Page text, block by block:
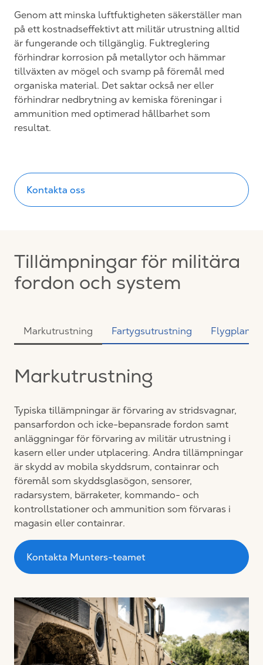
Genom att minska luftfuktigheten säkerställer man
på ett kostnadseffektivt att militär utrustning alltid
är fungerande och tillgänglig. Fuktreglering
förhindrar korrosion på metallytor och hämmar
tillväxten av mögel och svamp på föremål med
organiska material. Det saktar också ner eller
förhindrar nedbrytning av kemiska föreningar i
ammunition med optimerad hållbarhet som
resultat.
Kontakta oss
Tillämpningar för militära
fordon och system
Markutrustning Fartygsutrustning
Markutrustning
Typiska tillämpningar är förvaring av stridsvagnar,
pansarfordon och icke-bepansrade fordon samt
anläggningar för förvaring av militär utrustning i
kasern eller under utplacering. Andra tillämpningar
är skydd av mobila skyddsrum, containrar och
föremål som skyddsglasögon, sensorer,
radarsystem, bärraketer, kommando- och
kontrollstationer och ammunition som förvaras i
magasin eller containrar.
Kontakta Munters-teamet